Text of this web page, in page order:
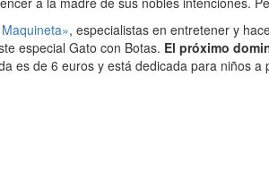
, especialistas en entretener y
especial Gato con Botas. El próximo
es de 6 euros y está dedicada para niños a